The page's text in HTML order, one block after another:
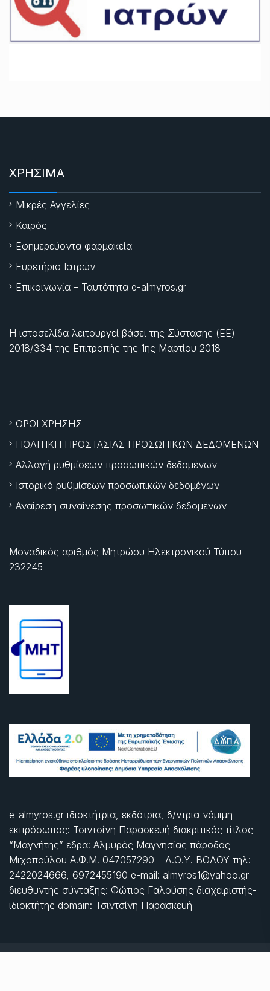
ΧΡΗΣΙΜΑ
Μικρές Αγγελίες
Καιρός
Εφημερεύοντα φαρμακεία
Ευρετήριο Ιατρών
Επικοινωνία – Ταυτότητα e-almyros.gr
Η ιστοσελίδα λειτουργεί βάσει της Σύστασης (ΕΕ)
2018/334 της Επιτροπής της 1ης Μαρτίου 2018
ΟΡΟΙ ΧΡΗΣΗΣ
ΠΟΛΙΤΙΚΗ ΠΡΟΣΤΑΣΙΑΣ ΠΡΟΣΩΠΙΚΩΝ ΔΕΔΟΜΕΝΩΝ
Αλλαγή ρυθμίσεων προσωπικών δεδομένων
Ιστορικό ρυθμίσεων προσωπικών δεδομένων
Αναίρεση συναίνεσης προσωπικών δεδομένων
Μοναδικός αριθμός Μητρώου Ηλεκτρονικού Τύπου
232245
e-almyros.gr ιδιοκτήτρια, εκδότρια, δ/ντρια νόμιμη
εκπρόσωπος: Τσιντσίνη Παρασκευή διακριτικός τίτλος
“Μαγνήτης” έδρα: Αλμυρός Μαγνησίας πάροδος
Μιχοπούλου Α.Φ.Μ. 047057290 – Δ.Ο.Υ. ΒΟΛΟΥ τηλ:
2422024666, 6972455190 e-mail: almyros1@yahoo.gr
διευθυντής σύνταξης: Φώτιος Γαλούσης διαχειριστής-
ιδιοκτήτης domain: Τσιντσίνη Παρασκευή